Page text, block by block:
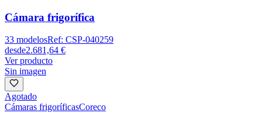
Cámara frigorífica
33 modelosRef: CSP-040259
desde2.681,64 €
Ver producto
Sin imagen
Agotado
Cámaras frigoríficasCoreco